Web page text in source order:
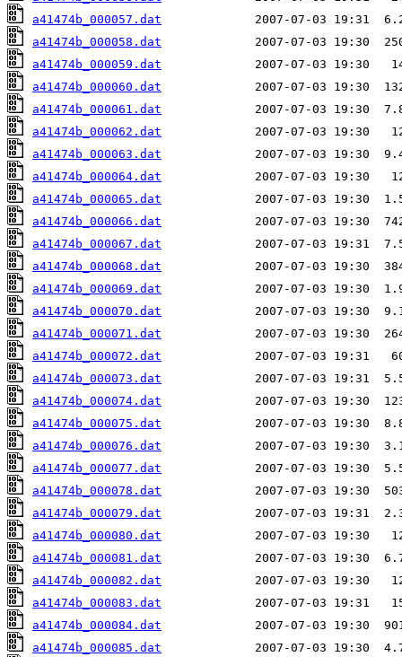
a41474b_000057.dat
a41474b_000058.dat
a41474b_000059.dat
a41474b_000060.dat
a41474b_000061.dat
a41474b_000062.dat
a41474b_000063.dat
a41474b_000064.dat
a41474b_000065.dat
a41474b_000066.dat
a41474b_000067.dat
a41474b_000068.dat
a41474b_000069.dat
a41474b_000070.dat
a41474b_000071.dat
a41474b_000072.dat
a41474b_000073.dat
a41474b_000074.dat
a41474b_000075.dat
a41474b_000076.dat
a41474b_000077.dat
a41474b_000078.dat
a41474b_000079.dat
a41474b_000080.dat
a41474b_000081.dat
a41474b_000082.dat
a41474b_000083.dat
a41474b_000084.dat
a41474b_000085.dat